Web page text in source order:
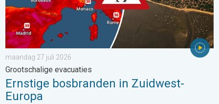
maandag 27 juli 2026
Grootschalige evacuaties
Ernstige bosbranden in Zuidwest-
Europa